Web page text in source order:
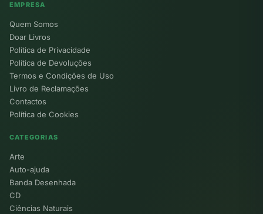
EMPRESA
Quem Somos
Doar Livros
Política de Privacidade
Política de Devoluções
Termos e Condições de Uso
Livro de Reclamações
Contactos
Política de Cookies
CATEGORIAS
Arte
Auto-ajuda
Banda Desenhada
CD
Ciências Naturais